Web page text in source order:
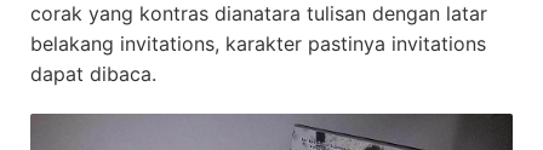
corak yang kontras dianatara tulisan dengan latar
belakang invitations, karakter pastinya invitations
dapat dibaca.